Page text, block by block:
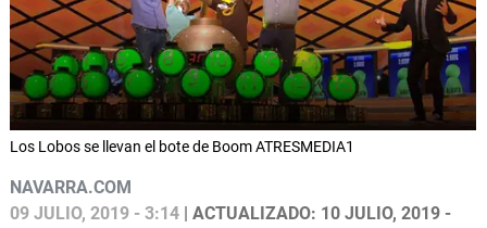
Los Lobos se llevan el bote de Boom ATRESMEDIA1
NAVARRA.COM
09 JULIO, 2019 - 3:14 | ACTUALIZADO: 10 JULIO, 2019 -